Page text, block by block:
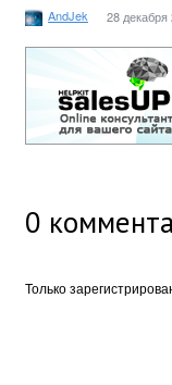
AndJek 28
0
Только